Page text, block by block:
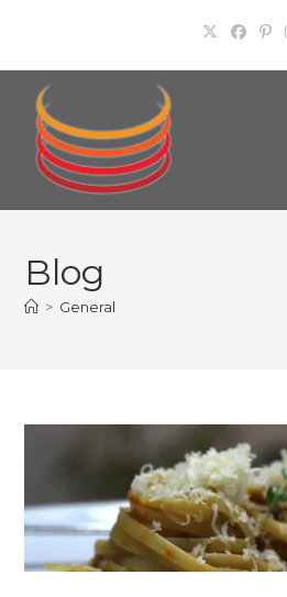
contenido
Blog
> General